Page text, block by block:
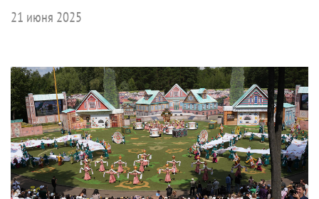
21 июня 2025